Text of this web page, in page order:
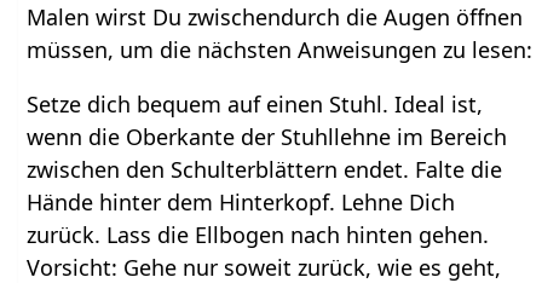
Malen wirst Du zwischendurch die Augen öffnen
müssen, um die nächsten Anweisungen zu lesen:
Setze dich bequem auf einen Stuhl. Ideal ist,
wenn die Oberkante der Stuhllehne im Bereich
zwischen den Schulterblättern endet. Falte die
Hände hinter dem Hinterkopf. Lehne Dich
zurück. Lass die Ellbogen nach hinten gehen.
Vorsicht: Gehe nur soweit zurück, wie es geht,